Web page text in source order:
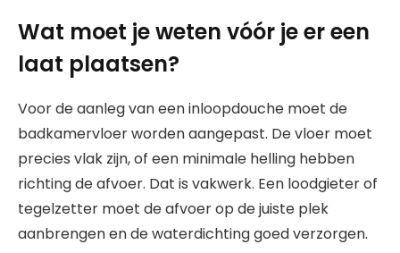
Wat moet je weten vóór je er een
laat plaatsen?
Voor de aanleg van een inloopdouche moet de
badkamervloer worden aangepast. De vloer moet
precies vlak zijn, of een minimale helling hebben
richting de afvoer. Dat is vakwerk. Een loodgieter of
tegelzetter moet de afvoer op de juiste plek
aanbrengen en de waterdichting goed verzorgen.